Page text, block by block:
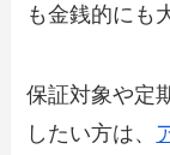
も金銭的にも
保証対象や定
したい方は、